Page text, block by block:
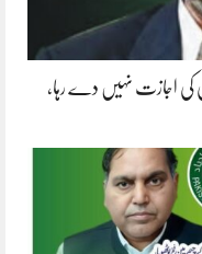
کی اجازت نہیں دے رہا،